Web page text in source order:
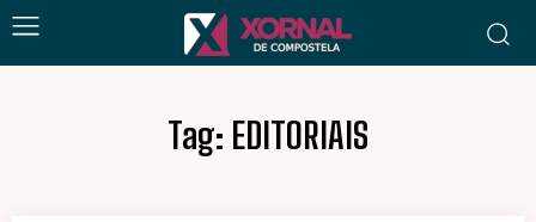
Tag: EDITORIAIS